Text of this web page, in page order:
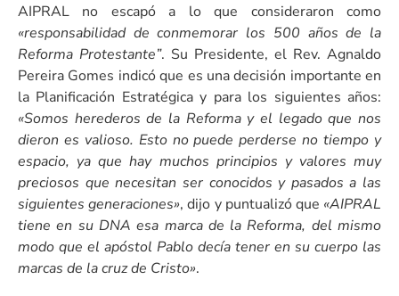
AIPRAL no escapó a lo que consideraron como
«responsabilidad de conmemorar los 500 años de la
Reforma Protestante”. Su Presidente, el Rev. Agnaldo
Pereira Gomes indicó que es una decisión importante en
la Planificación Estratégica y para los siguientes años:
«Somos herederos de la Reforma y el legado que nos
dieron es valioso. Esto no puede perderse no tiempo y
espacio, ya que hay muchos principios y valores muy
preciosos que necesitan ser conocidos y pasados a las
siguientes generaciones», dijo y puntualizó que «AIPRAL
tiene en su DNA esa marca de la Reforma, del mismo
modo que el apóstol Pablo decía tener en su cuerpo las
marcas de la cruz de Cristo».